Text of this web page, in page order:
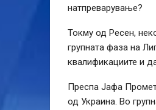
натпреварување?
Токму од Ресен,
групната фаза на
квалификациите и
Преспа Јафа
од Украина. Во